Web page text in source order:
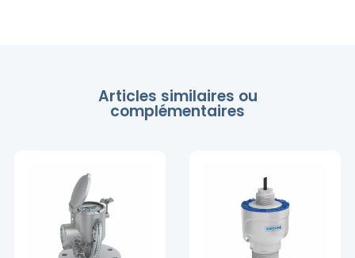
Articles similaires ou
complémentaires